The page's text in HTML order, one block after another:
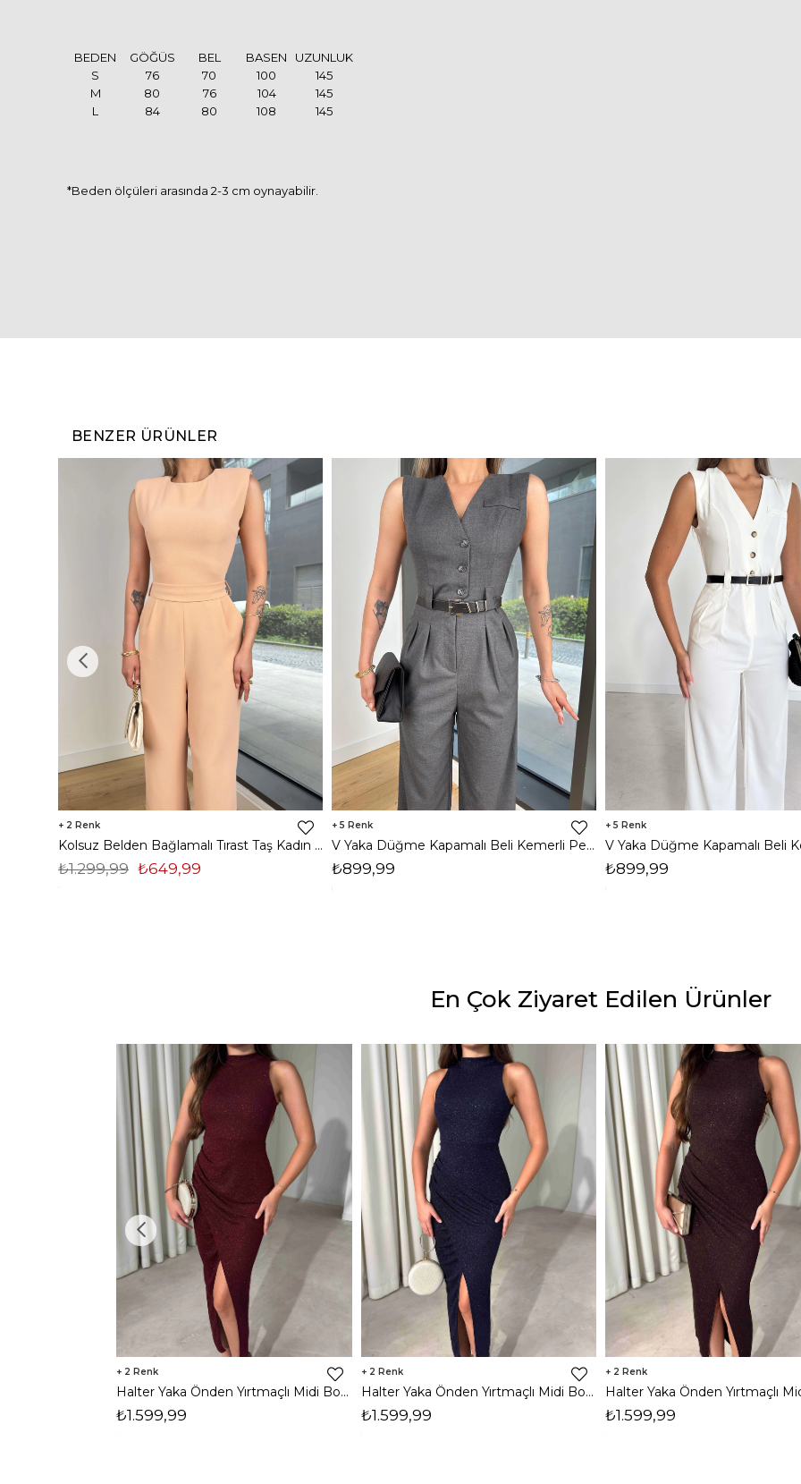
BEDEN GÖĞÜS BEL BASEN
UZUNLUK
S
76 70 100
145
M
80 76 104
145
L
84 80 108 145
*Beden ölçüleri arasında 2-3 cm oynayabilir.
BENZER ÜRÜNLER
2
Kolsuz Belden Bağlamalı Tırast Taş Kadın Tulum 25Y272
₺649,99
₺1.299,99
5
V Yaka Düğme Kapamalı Beli Kemerli Pens Detaylı Bol Paça Velvıt Antrasit Kadın Tulum 25Y116
₺899,99
5
₺899,99
En Çok Ziyaret Edilen Ürünler
2
Halter Yaka Önden Yırtmaçlı Midi Boy Bordo Hasre Kadın Elbise 26Y502
₺1.599,99
2
Halter Yaka Önden Yırtmaçlı Midi Boy Lacivert Hasre Kadın Elbise 26Y502
₺1.599,99
2
₺1.599,99